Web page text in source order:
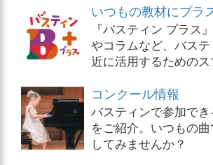
いつもの教材にプラ
『バスティン プラス
やコラムなど、バス
近に活用するためのス
コンクール情報
バスティンで参加で
をご紹介。いつもの
してみませんか？